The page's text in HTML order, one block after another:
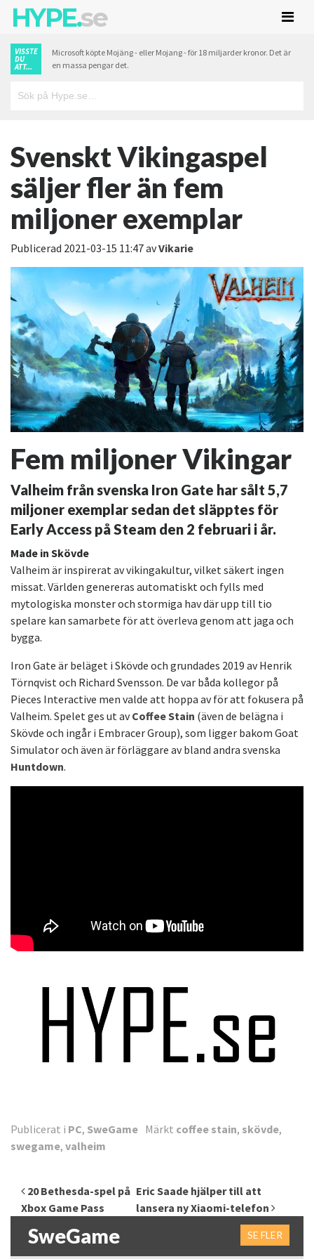
HYPE.se
VISSTE
DU
ATT...
Microsoft köpte Mojäng - eller Mojang - för 18 miljarder kronor. Det är
en massa pengar det.
Svenskt Vikingaspel
säljer fler än fem
miljoner exemplar
Publicerad 2021-03-15 11:47avVikarie
Fem miljoner Vikingar
Valheim från svenska Iron Gate har sålt 5,7
miljoner exemplar sedan det släpptes för
Early Access på Steam den 2 februari i år.
Made in Skövde
Valheim är inspirerat av vikingakultur, vilket säkert ingen
missat. Världen genereras automatiskt och fylls med
mytologiska monster och stormiga hav där upp till tio
spelare kan samarbete för att överleva genom att jaga och
bygga.
Iron Gate är beläget i Skövde och grundades 2019 av Henrik
Törnqvist och Richard Svensson. De var båda kollegor på
Pieces Interactive men valde att hoppa av för att fokusera på
Valheim. Spelet ges ut avCoffee Stain (även de belägna i
Skövde och ingår i Embracer Group), som ligger bakom Goat
Simulator och även är förläggare av bland andra svenska
Huntdown.
Publicerat i PC, SweGame Märkt coffee stain, skövde,
swegame, valheim
Inläggsnavigering
20 Bethesda-spel på
Xbox Game Pass
Eric Saade hjälper till att
lansera ny Xiaomi-telefon
SweGame SE FLER